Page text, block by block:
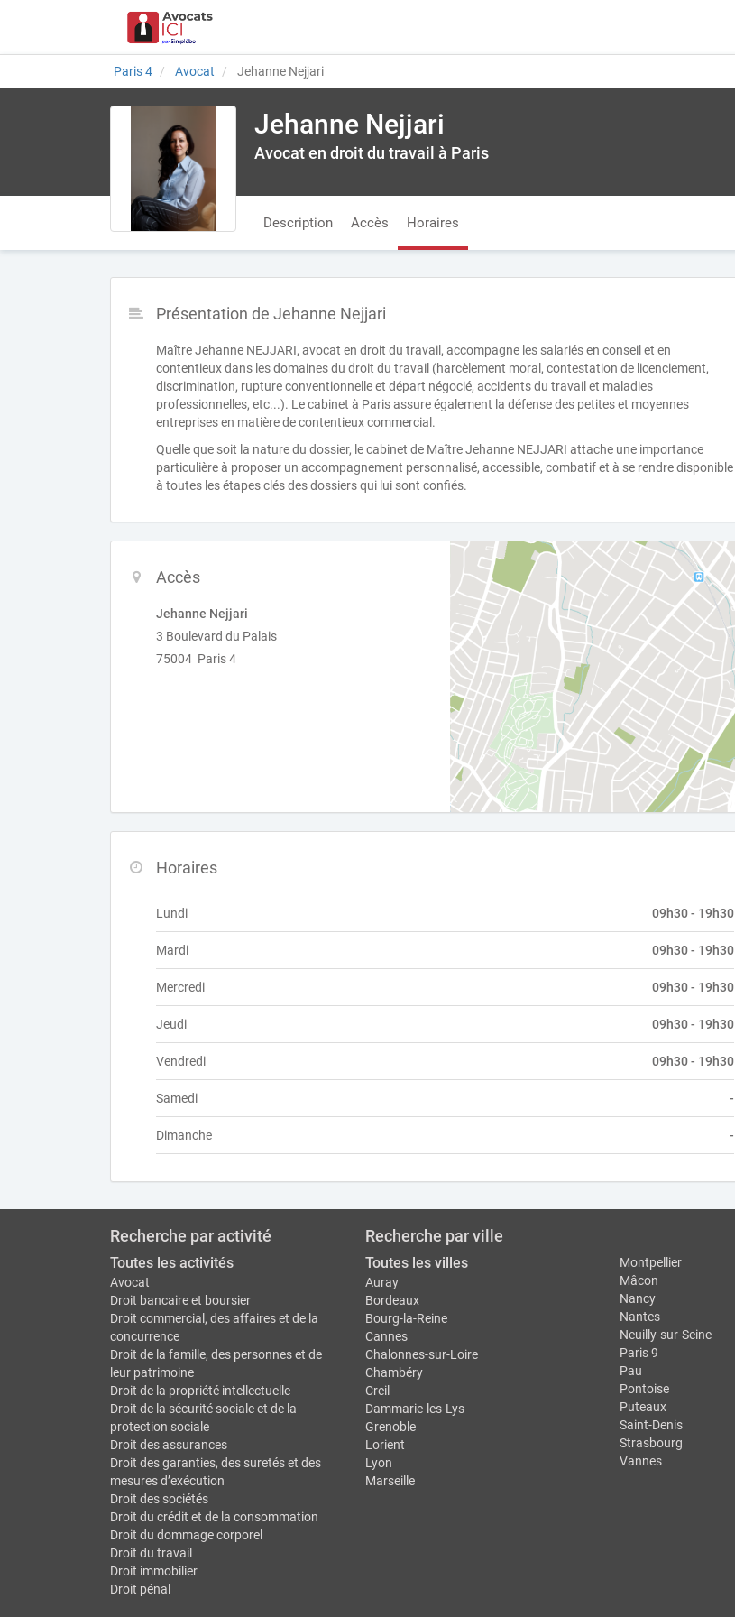
Paris 4 Avocat Jehanne Nejjari
Jehanne Nejjari
Avocat en droit du travail à Paris
Description Accès Horaires
Présentation de Jehanne Nejjari
Maître Jehanne NEJJARI, avocat en droit du travail, accompagne les salariés en conseil et en
contentieux dans les domaines du droit du travail (harcèlement moral, contestation de licenciement,
discrimination, rupture conventionnelle et départ négocié, accidents du travail et maladies
professionnelles, etc...). Le cabinet à Paris assure également la défense des petites et moyennes
entreprises en matière de contentieux commercial.
Quelle que soit la nature du dossier, le cabinet de Maître Jehanne NEJJARI attache une importance
particulière à proposer un accompagnement personnalisé, accessible, combatif et à se rendre disponible
à toutes les étapes clés des dossiers qui lui sont confiés.
Accès
Jehanne Nejjari
3 Boulevard du Palais
75004 Paris 4
Horaires
Lundi 09h30 - 19h30
Mardi 09h30 - 19h30
Mercredi 09h30 - 19h30
Jeudi 09h30 - 19h30
Vendredi 09h30 - 19h30
Samedi -
Dimanche -
Recherche par activité
Toutes les activités
Avocat
Droit bancaire et boursier
Droit commercial, des affaires et de la
concurrence
Droit de la famille, des personnes et de
leur patrimoine
Droit de la propriété intellectuelle
Droit de la sécurité sociale et de la
protection sociale
Droit des assurances
Droit des garanties, des suretés et des
mesures d’exécution
Droit des sociétés
Droit du crédit et de la consommation
Droit du dommage corporel
Droit du travail
Droit immobilier
Droit pénal
Recherche par ville
Toutes les villes
Auray
Bordeaux
Bourg-la-Reine
Cannes
Chalonnes-sur-Loire
Chambéry
Creil
Dammarie-les-Lys
Grenoble
Lorient
Lyon
Marseille
Montpellier
Mâcon
Nancy
Nantes
Neuilly-sur-Seine
Paris 9
Pau
Pontoise
Puteaux
Saint-Denis
Strasbourg
Vannes